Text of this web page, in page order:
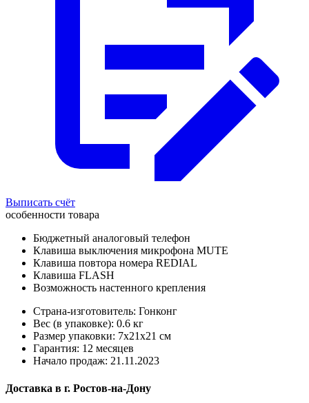
Выписать счёт
особенности товара
Бюджетный аналоговый телефон
Клавиша выключения микрофона MUTE
Клавиша повтора номера REDIAL
Клавиша FLASH
Возможность настенного крепления
Страна-изготовитель: Гонконг
Вес (в упаковке): 0.6 кг
Размер упаковки: 7x21x21 см
Гарантия: 12 месяцев
Начало продаж: 21.11.2023
Доставка в г. Ростов-на-Дону